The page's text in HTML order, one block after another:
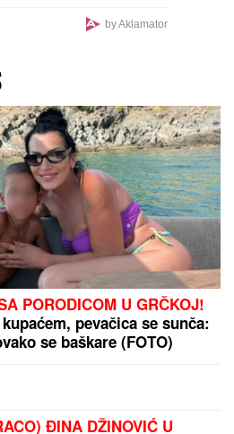
Bajdenov sin o zdravlju
oca: "Veoma je bolno,
veoma iscrpljujuće, tužno
za gledati, ON NIJE
DOBRO"